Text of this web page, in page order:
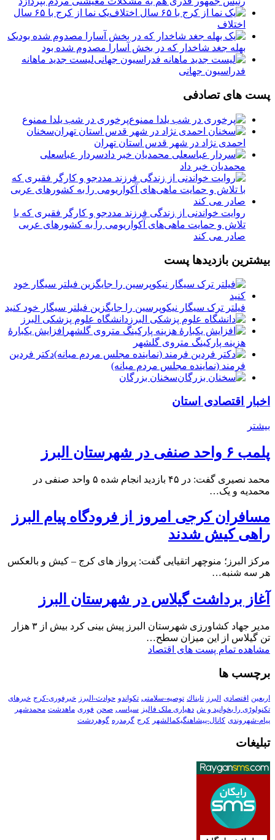
یک نما از کرج با ۶۵ سال
اختلاف
یک
بهله جغد شاخدار که در بخش آسارا مصدوم شده بود
لیست جدید ماهانه
فدراسیون جهانی
پست های تصادفی
پرخوری در شب یلدا ممنوع
سخنان
احمدی نژاد در شهر قدس استان تهران
سردار عباسعلی
محمدیان خبر داد
روایت خواندنی از زندگی فرزند مددجو و کارگر فقیری که با
تلاش و حمایت ماهی‌های آکواریومی را به کشورهای عربی
صادر می کند
بیشترین بازدیدها پست
فیلتر ترک سیگار نیکوپرسین را جایگزین فیلتر سیگار خود کنید
دانشگاه علوم پزشکی البرز
افزایش یکبارۀ
هزینه پارکینگ متروی گلشهر
دكتر فردين
فرمند (نماينده مجلس مردم میانه)
سخنان بزرگان
اخبار اقتصادی استان
بیشتر
پلمب ۶ واحد صنفی در شهرستان البرز
محمد نصیری گفت: در ۴۵ بازدید انجام شده ۵ واحد صنفی در
محمدیه و یک…
مسافران کرجی امروز از فرودگاه پیام البرز
راهی کیش شدند
مرکز البرز؛ منوچهر اتقیایی گفت: پرواز های کرج – کیش و بالعکس
هر سه شنبه…
آغاز برداشت گیلاس در شهرستان البرز
مدیر جهاد کشاورزی شهرستان البرز پیش بینی کرد بیش از ۳ هزار
تن گیلاس از این میزان سطح…
مشاهده تمام پست های اقتصاد
برچسب ها
اربعین اقتصادی البرز تابناك توصیه-سلامتی تکواندو حوادث-البرز خبرفوری-کرج خبرهای
تکنولوڑی را بخوانید و ش دهیاری ملک فالیز سیاسی صحن فوری ماهدشت محمدشهر
پیام-شهروندی کانال-پیشاهنگیکمالشهر کرج گرمدره گوهردشت
تبلیغات